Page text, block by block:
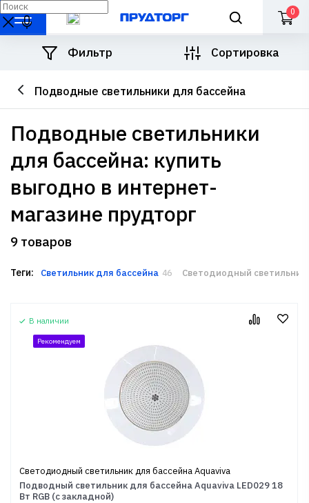
0
Подводные светильники для бассейна
Фильтр Сортировка
подводные светильники
для бассейна: купить
выгодно в интернет-
магазине прудторг
9 товаров
Теги: Светильник для бассейна 46 Светодиодный светильник
В наличии
Рекомендуем
Светодиодный светильник для бассейна Aquaviva
Подводный светильник для бассейна Aquaviva LED029 18
Вт RGB (с закладной)